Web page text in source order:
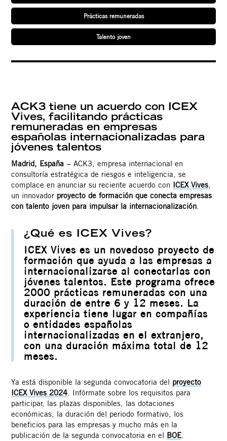
Contacto
Prácticas remuneradas
Talento joven
ACK3 tiene un acuerdo con ICEX
Vives, facilitando prácticas
remuneradas en empresas
españolas internacionalizadas para
jóvenes talentos
Madrid, España − ACK3, empresa internacional en
consultoría estratégica de riesgos e inteligencia, se
complace en anunciar su reciente acuerdo con ICEX Vives,
un innovador proyecto de formación que conecta empresas
con talento joven para impulsar la internacionalización.
¿Qué es ICEX Vives?
ICEX Vives es un novedoso proyecto de
formación que ayuda a las empresas a
internacionalizarse al conectarlas con
jóvenes talentos. Este programa ofrece
2000 prácticas remuneradas con una
duración de entre 6 y 12 meses. La
experiencia tiene lugar en compañías
o entidades españolas
internacionalizadas en el extranjero,
con una duración máxima total de 12
meses.
Ya está disponible la segunda convocatoria del proyecto
ICEX Vives 2024. Infórmate sobre los requisitos para
participar, las plazas disponibles, las dotaciones
económicas, la duración del periodo formativo, los
beneficios para las empresas y mucho más en la
publicación de la segunda convocatoria en el BOE.